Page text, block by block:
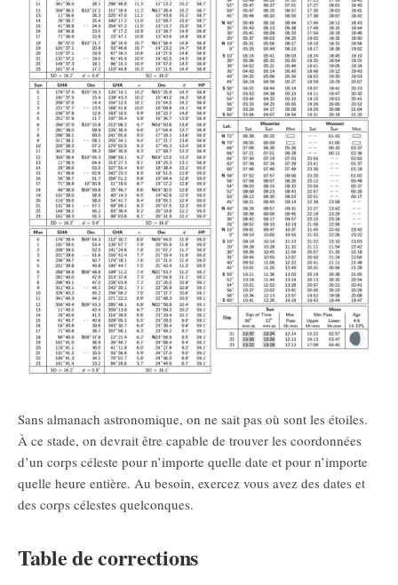
Sans almanach astronomique, on ne sait pas où sont les étoiles.
À ce stade, on devrait être capable de trouver les coordonnées
d’un corps céleste pour n’importe quelle date et pour n’importe
quelle heure entière. Au besoin, exercez vous avez des dates et
des corps célestes quelconques.
Table de corrections